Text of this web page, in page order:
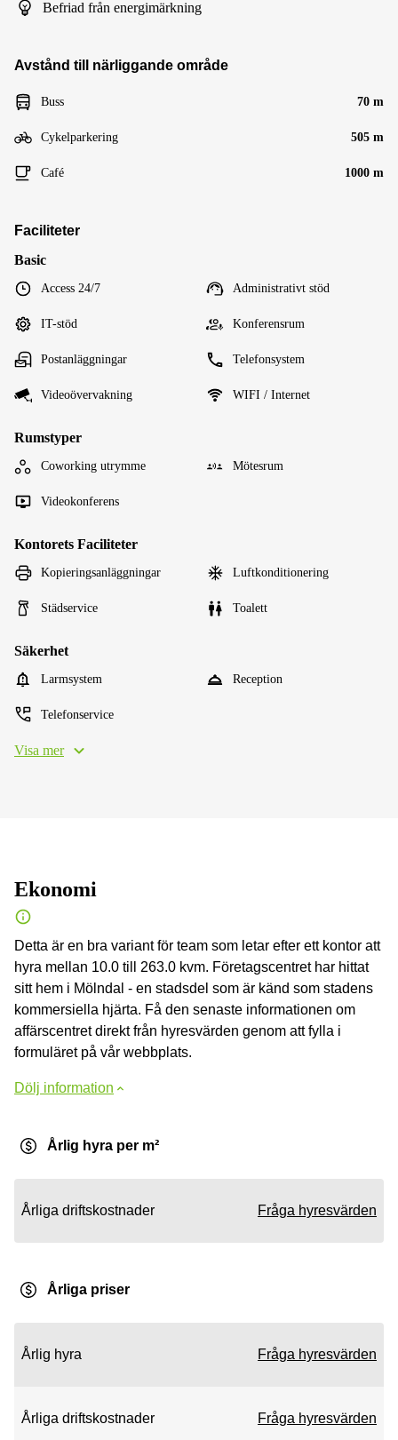
Befriad från energimärkning
Avstånd till närliggande område
Buss 70 m
Cykelparkering 505 m
Café 1000 m
Faciliteter
Basic
Access 24/7 Administrativt stöd
IT-stöd Konferensrum
Postanläggningar Telefonsystem
Videoövervakning WIFI / Internet
Rumstyper
Coworking utrymme Mötesrum
Videokonferens
Kontorets Faciliteter
Kopieringsanläggningar Luftkonditionering
Städservice Toalett
Säkerhet
Larmsystem Reception
Telefonservice
Visa mer
Ekonomi
Detta är en bra variant för team som letar efter ett kontor att
hyra mellan 10.0 till 263.0 kvm. Företagscentret har hittat
sitt hem i Mölndal - en stadsdel som är känd som stadens
kommersiella hjärta. Få den senaste informationen om
affärscentret direkt från hyresvärden genom att fylla i
formuläret på vår webbplats.
Dölj information
Årlig hyra per m²
Årliga driftskostnader Fråga hyresvärden
Årliga priser
Årlig hyra Fråga hyresvärden
Årliga driftskostnader Fråga hyresvärden